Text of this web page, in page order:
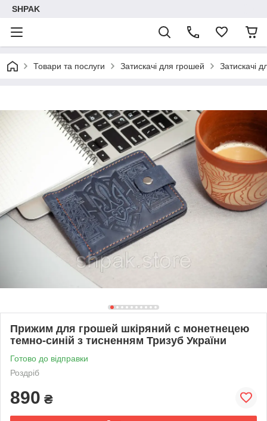
SHPAK
Товари та послуги Затискачі для грошей Затискачі
Прижим для грошей шкіряний с монетнецею
темно-синій з тисненням Тризуб України
Готово до відправки
Роздріб
890 ₴